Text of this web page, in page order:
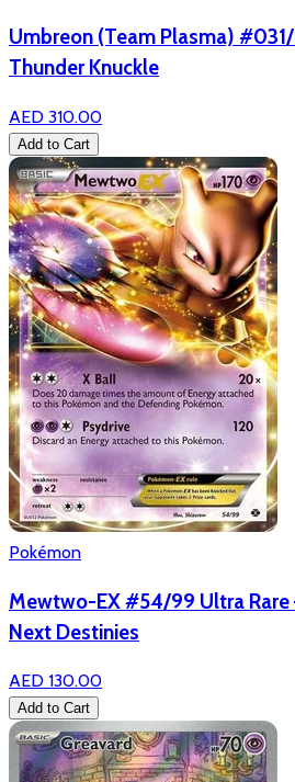
Umbreon (Team Plasma)
Thunder Knuckle
AED 310.00
Add to Cart
Pokémon
Mewtwo-EX #54/99 Ultra
Next Destinies
AED 130.00
Add to Cart